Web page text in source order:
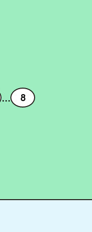
… 8